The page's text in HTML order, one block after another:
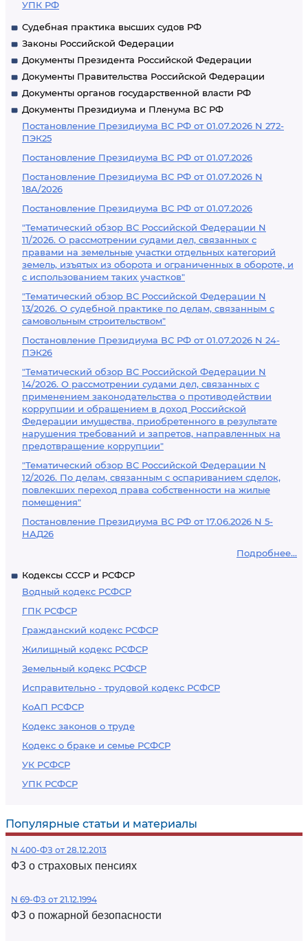
УПК РФ
Судебная практика высших судов РФ
Законы Российской Федерации
Документы Президента Российской Федерации
Документы Правительства Российской Федерации
Документы органов государственной власти РФ
Документы Президиума и Пленума ВС РФ
Постановление Президиума ВС РФ от 01.07.2026 N 272-
ПЭК25
Постановление Президиума ВС РФ от 01.07.2026
Постановление Президиума ВС РФ от 01.07.2026 N
18А/2026
Постановление Президиума ВС РФ от 01.07.2026
"Тематический обзор ВС Российской Федерации N
11/2026. О рассмотрении судами дел, связанных с
правами на земельные участки отдельных категорий
земель, изъятых из оборота и ограниченных в обороте, и
с использованием таких участков"
"Тематический обзор ВС Российской Федерации N
13/2026. О судебной практике по делам, связанным с
самовольным строительством"
Постановление Президиума ВС РФ от 01.07.2026 N 24-
ПЭК26
"Тематический обзор ВС Российской Федерации N
14/2026. О рассмотрении судами дел, связанных с
применением законодательства о противодействии
коррупции и обращением в доход Российской
Федерации имущества, приобретенного в результате
нарушения требований и запретов, направленных на
предотвращение коррупции"
"Тематический обзор ВС Российской Федерации N
12/2026. По делам, связанным с оспариванием сделок,
повлекших переход права собственности на жилые
помещения"
Постановление Президиума ВС РФ от 17.06.2026 N 5-
НАД26
Подробнее...
Кодексы СССР и РСФСР
Водный кодекс РСФСР
ГПК РСФСР
Гражданский кодекс РСФСР
Жилищный кодекс РСФСР
Земельный кодекс РСФСР
Исправительно - трудовой кодекс РСФСР
КоАП РСФСР
Кодекс законов о труде
Кодекс о браке и семье РСФСР
УК РСФСР
УПК РСФСР
Популярные статьи и материалы
N 400-ФЗ от 28.12.2013
ФЗ о страховых пенсиях
N 69-ФЗ от 21.12.1994
ФЗ о пожарной безопасности